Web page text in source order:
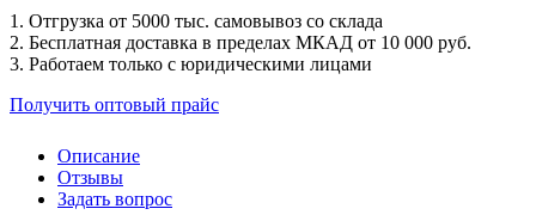
1. Отгрузка от 5000 тыс. самовывоз со склада
2. Бесплатная доставка в пределах МКАД от 10 000 руб.
3. Работаем только с юридическими лицами
Получить оптовый прайс
Описание
Отзывы
Задать вопрос